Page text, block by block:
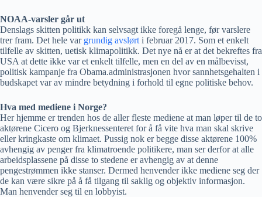
NOAA-varsler går ut
Denslags skitten politikk kan selvsagt ikke foregå lenge, før varslere
trer fram. Det hele var grundig avslørt i februar 2017. Som et enkelt
tilfelle av skitten, uetisk klimapolitikk. Det nye nå er at det bekreftes fra
USA at dette ikke var et enkelt tilfelle, men en del av en målbevisst,
politisk kampanje fra Obama.administrasjonen hvor sannhetsgehalten i
budskapet var av mindre betydning i forhold til egne politiske behov.
Hva med mediene i Norge?
Her hjemme er trenden hos de aller fleste mediene at man løper til de to
aktørene Cicero og Bjerknessenteret for å få vite hva man skal skrive
eller kringkaste om klimaet. Pussig nok er begge disse aktørene 100%
avhengig av penger fra klimatroende politikere, man ser derfor at alle
arbeidsplassene på disse to stedene er avhengig av at denne
pengestrømmen ikke stanser. Dermed henvender ikke mediene seg der
de kan være sikre på å få tilgang til saklig og objektiv informasjon.
Man henvender seg til en lobbyist.